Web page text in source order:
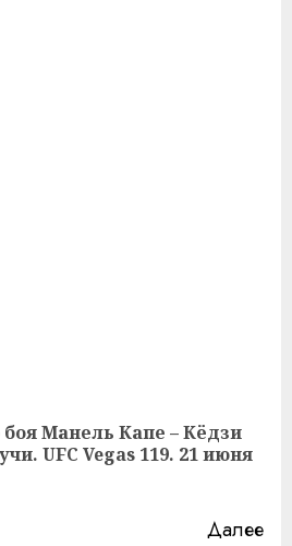
Манель Капе – Кёдзи
UFC Vegas 119. 21 июня
Далее